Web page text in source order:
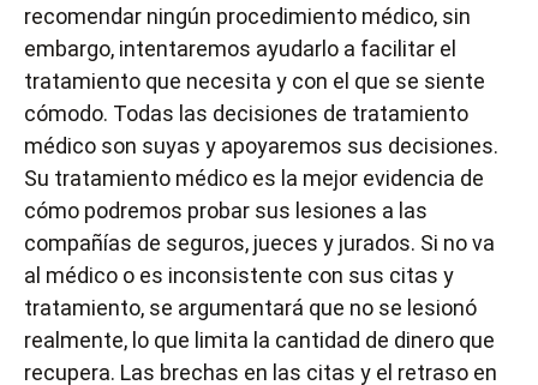
recomendar ningún procedimiento médico, sin
embargo, intentaremos ayudarlo a facilitar el
tratamiento que necesita y con el que se siente
cómodo. Todas las decisiones de tratamiento
médico son suyas y apoyaremos sus decisiones.
Su tratamiento médico es la mejor evidencia de
cómo podremos probar sus lesiones a las
compañías de seguros, jueces y jurados. Si no va
al médico o es inconsistente con sus citas y
tratamiento, se argumentará que no se lesionó
realmente, lo que limita la cantidad de dinero que
recupera. Las brechas en las citas y el retraso en